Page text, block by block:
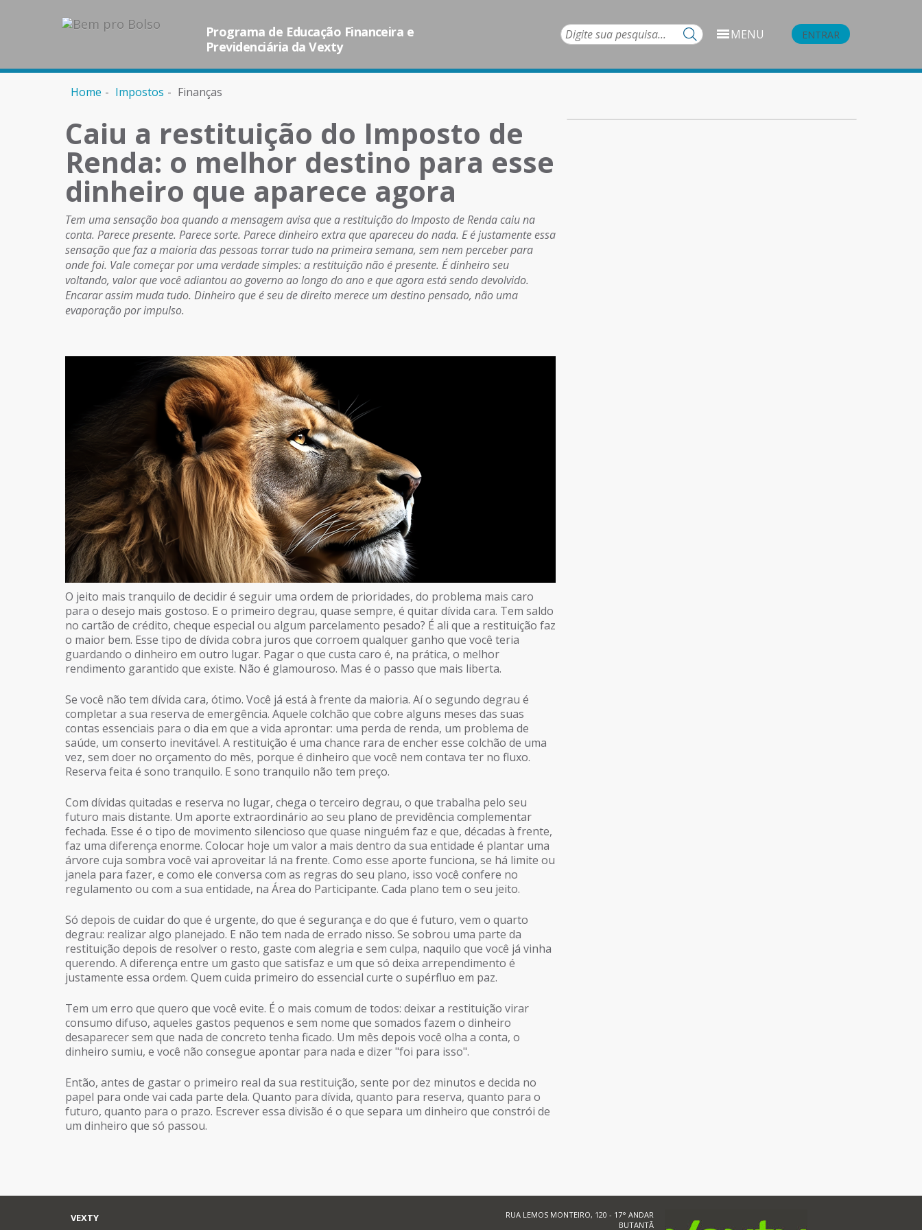
Programa de Educação Financeira e
Previdenciária da Vexty
ENTRAR
MENU
Home Impostos Finanças
Caiu a restituição do Imposto de
Renda: o melhor destino para esse
dinheiro que aparece agora
Tem uma sensação boa quando a mensagem avisa que a restituição do Imposto de Renda caiu na
conta. Parece presente. Parece sorte. Parece dinheiro extra que apareceu do nada. E é justamente essa
sensação que faz a maioria das pessoas torrar tudo na primeira semana, sem nem perceber para
onde foi. Vale começar por uma verdade simples: a restituição não é presente. É dinheiro seu
voltando, valor que você adiantou ao governo ao longo do ano e que agora está sendo devolvido.
Encarar assim muda tudo. Dinheiro que é seu de direito merece um destino pensado, não uma
evaporação por impulso.
O jeito mais tranquilo de decidir é seguir uma ordem de prioridades, do problema mais caro
para o desejo mais gostoso. E o primeiro degrau, quase sempre, é quitar dívida cara. Tem saldo
no cartão de crédito, cheque especial ou algum parcelamento pesado? É ali que a restituição faz
o maior bem. Esse tipo de dívida cobra juros que corroem qualquer ganho que você teria
guardando o dinheiro em outro lugar. Pagar o que custa caro é, na prática, o melhor
rendimento garantido que existe. Não é glamouroso. Mas é o passo que mais liberta.
Se você não tem dívida cara, ótimo. Você já está à frente da maioria. Aí o segundo degrau é
completar a sua reserva de emergência. Aquele colchão que cobre alguns meses das suas
contas essenciais para o dia em que a vida aprontar: uma perda de renda, um problema de
saúde, um conserto inevitável. A restituição é uma chance rara de encher esse colchão de uma
vez, sem doer no orçamento do mês, porque é dinheiro que você nem contava ter no fluxo.
Reserva feita é sono tranquilo. E sono tranquilo não tem preço.
Com dívidas quitadas e reserva no lugar, chega o terceiro degrau, o que trabalha pelo seu
futuro mais distante. Um aporte extraordinário ao seu plano de previdência complementar
fechada. Esse é o tipo de movimento silencioso que quase ninguém faz e que, décadas à frente,
faz uma diferença enorme. Colocar hoje um valor a mais dentro da sua entidade é plantar uma
árvore cuja sombra você vai aproveitar lá na frente. Como esse aporte funciona, se há limite ou
janela para fazer, e como ele conversa com as regras do seu plano, isso você confere no
regulamento ou com a sua entidade, na Área do Participante. Cada plano tem o seu jeito.
Só depois de cuidar do que é urgente, do que é segurança e do que é futuro, vem o quarto
degrau: realizar algo planejado. E não tem nada de errado nisso. Se sobrou uma parte da
restituição depois de resolver o resto, gaste com alegria e sem culpa, naquilo que você já vinha
querendo. A diferença entre um gasto que satisfaz e um que só deixa arrependimento é
justamente essa ordem. Quem cuida primeiro do essencial curte o supérfluo em paz.
Tem um erro que quero que você evite. É o mais comum de todos: deixar a restituição virar
consumo difuso, aqueles gastos pequenos e sem nome que somados fazem o dinheiro
desaparecer sem que nada de concreto tenha ficado. Um mês depois você olha a conta, o
dinheiro sumiu, e você não consegue apontar para nada e dizer "foi para isso".
Então, antes de gastar o primeiro real da sua restituição, sente por dez minutos e decida no
papel para onde vai cada parte dela. Quanto para dívida, quanto para reserva, quanto para o
futuro, quanto para o prazo. Escrever essa divisão é o que separa um dinheiro que constrói de
um dinheiro que só passou.
VEXTY
RUA LEMOS MONTEIRO, 120 - 17° ANDAR
BUTANTÃ